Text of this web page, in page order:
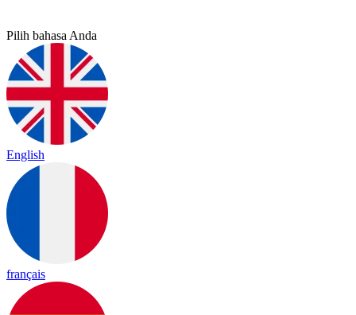
Pilih bahasa Anda
English
français